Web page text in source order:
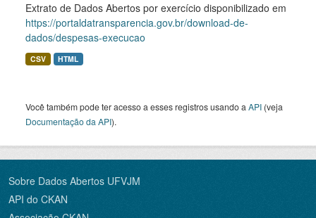
Extrato de Dados Abertos por exercício disponibilizado em
https://portaldatransparencia.gov.br/download-de-
dados/despesas-execucao
CSV HTML
Você também pode ter acesso a esses registros usando a API (veja
Documentação da API).
Sobre Dados Abertos UFVJM
API do CKAN